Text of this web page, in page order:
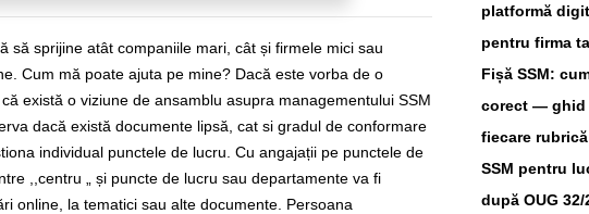
să sprijine atât companiile mari, cât și firmele mici sau
Cum mă poate ajuta pe mine? Dacă este vorba de o
există o viziune de ansamblu asupra managementului SSM
dacă există documente lipsă, cat si gradul de conformare
individual punctele de lucru. Cu angajații pe punctele de
,,centru „ și puncte de lucru sau departamente va fi
online, la tematici sau alte documente. Persoana
platformă
pentru firma ta
Fișă SSM:
corect — ghid
fiecare rubrică
SSM pentru
după OUG